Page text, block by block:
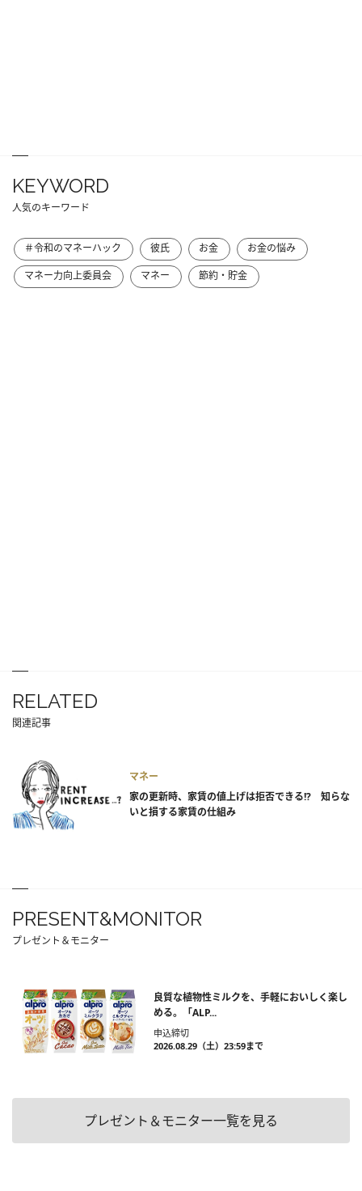
KEYWORD
人気のキーワード
＃令和のマネーハック 彼氏 お金
お金の悩み
マネー力向上委員会
マネー 節約・貯金
RELATED
関連記事
マネー
家の更新時、家賃の値上げは拒否できる!? 知らな
いと損する家賃の仕組み
PRESENT&MONITOR
プレゼント＆モニター
良質な植物性ミルクを、手軽においしく楽し
める。「ALP...
申込締切
2026.08.29（土）23:59まで
プレゼント＆モニター一覧を見る